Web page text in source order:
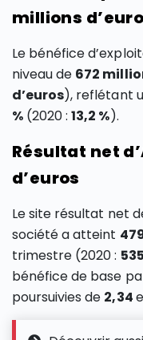
millions
Le bénéfice
niveau de 672
d’euros), reflétant
% (2020 :13,2 %).
Résultat net
d’euros
Le site résultat net
société a atteint
trimestre (2020 :
bénéfice de base
poursuivies de 2,34